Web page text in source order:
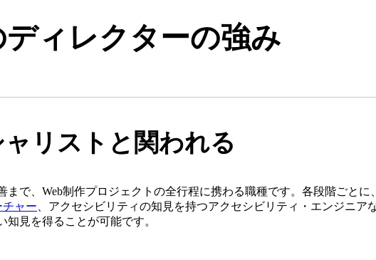
ィレクターの強み
リストと関われる
で、Web制作プロジェクトの全行程に携わる職種です。各段階ごと
ャー 、アクセシビリティの知見を持つアクセシビリティ・エンジニ
見を得ることが可能です。